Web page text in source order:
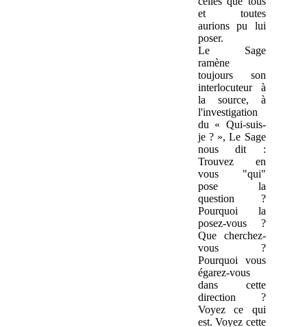
et toutes
aurions pu lui
poser.
Le Sage
ramène
toujours son
interlocuteur à
la source, à
l'investigation
du « Qui-suis-
je ? », Le Sage
nous dit :
Trouvez en
vous "qui"
pose la
question ?
Pourquoi la
posez-vous ?
Que cherchez-
vous ?
Pourquoi vous
égarez-vous
dans cette
direction ?
Voyez ce qui
est. Voyez cette